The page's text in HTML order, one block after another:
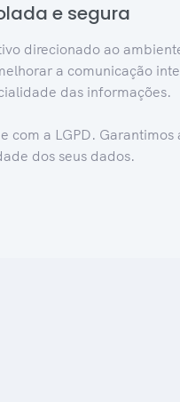
e segura
direcionado ao
a comunicação
das informações.
com a LGPD. Garantimos
dos seus dados.